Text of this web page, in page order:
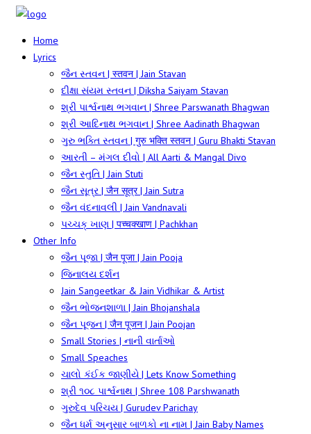
Home
Lyrics
જૈન સ્તવન | स्तवन | Jain Stavan
દીક્ષા સંયમ સ્તવન | Diksha Saiyam Stavan
શ્રી પાર્શ્વનાથ ભગવાન | Shree Parswanath Bhagwan
શ્રી આદિનાથ ભગવાન | Shree Aadinath Bhagwan
ગુરુ ભક્તિ સ્તવન | गुरु भक्ति स्तवन | Guru Bhakti Stavan
આરતી – મંગલ દીવો | All Aarti & Mangal Divo
જૈન સ્તુતિ | Jain Stuti
જૈન સૂત્ર | जैन सूत्र | Jain Sutra
જૈન વંદનાવલી | Jain Vandnavali
પચ્ચક્ ખાણ | पच्चक्खाण | Pachkhan
Other Info
જૈન પૂજા | जैन पूजा | Jain Pooja
જિનાલય દર્શન
Jain Sangeetkar & Jain Vidhikar & Artist
જૈન ભોજનશાળા | Jain Bhojanshala
જૈન પૂજન | जैन पूजन | Jain Poojan
Small Stories | નાની વાર્તાઓ
Small Speaches
ચાલો કંઈક જાણીયે | Lets Know Something
શ્રી ૧૦૮ પાર્શ્વનાથ | Shree 108 Parshwanath
ગુરુદેવ પરિચય | Gurudev Parichay
જૈન ધર્મ અનુસાર બાળકો ના નામ | Jain Baby Names